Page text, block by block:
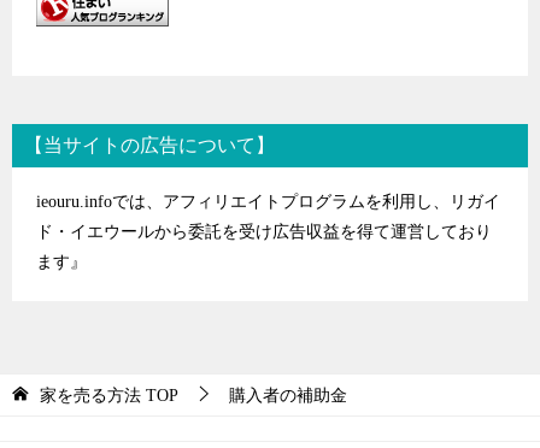
【当サイトの広告について】
ieouru.infoでは、アフィリエイトプログラムを利用し、リガイ
ド・イエウールから委託を受け広告収益を得て運営しており
ます』
家を売る方法 TOP 購入者の補助金